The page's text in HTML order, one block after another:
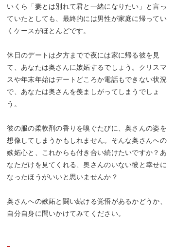
いくら「妻とは別れて君と一緒になりたい」と言っ
ていたとしても、最終的には男性が家庭に帰ってい
くケースがほとんどです。
休日のデートは夕方までで夜には家に帰る彼を見
て、あなたは奥さんに嫉妬するでしょう。クリスマ
スや年末年始はデートどころか電話もできない状況
で、あなたは奥さんを羨ましがってしまうでしょ
う。
彼の服の柔軟剤の香りを嗅ぐたびに、奥さんの姿を
想像してしまうかもしれません。そんな奥さんへの
嫉妬心と、これからも付き合い続けたいですか？あ
なただけを見てくれる、奥さんのいない彼と幸せに
なったほうがいいと思いませんか？
奥さんへの嫉妬と闘い続ける覚悟があるかどうか、
自分自身に問いかけてみてください。